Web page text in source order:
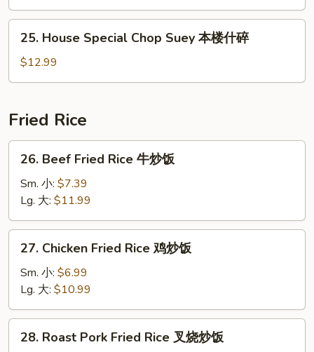
Mein
(Veg.
Crispy
Side)
本
House
Special
Chop
本
楼
什
25. House Special Chop Suey 本楼什碎
$12.99
Fried Rice
Beef
Fried
Rice
牛
炒
26. Beef Fried Rice 牛炒饭
Sm. 小: $7.39
Lg. 大: $11.99
Chicken
Fried
Rice
鸡
炒
27. Chicken Fried Rice 鸡炒饭
Sm. 小: $6.99
Lg. 大: $10.99
Roast
28. Roast Pork Fried Rice 叉烧炒饭